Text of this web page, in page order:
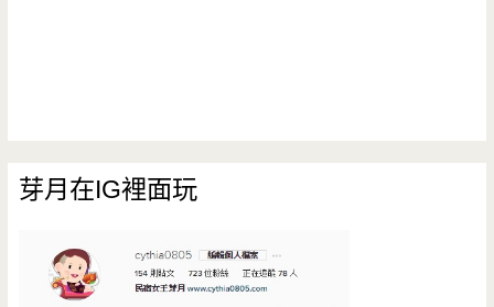
芽月在IG裡面玩